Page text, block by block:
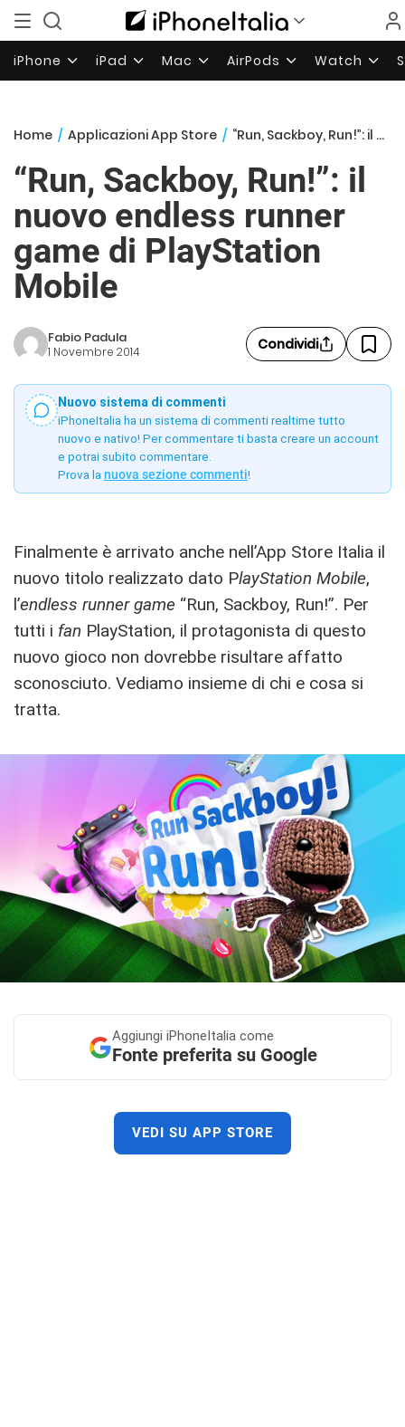
iPhone iPad Mac AirPods Watch
Home / Applicazioni App Store / “Run, Sackboy, Run!”: il nuovo endless runner game di PlayStation Mobile
“Run, Sackboy, Run!”: il
nuovo endless runner
game di PlayStation
Mobile
Fabio Padula
1 Novembre 2014 Condividi
Nuovo sistema di commenti
iPhoneItalia ha un sistema di commenti realtime tutto
nuovo e nativo! Per commentare ti basta creare un account
e potrai subito commentare.
Prova la nuova sezione commenti!
Finalmente è arrivato anche nell’App Store Italia il
nuovo titolo realizzato dato PlayStation Mobile,
l’endless runner game “Run, Sackboy, Run!”. Per
tutti i fan PlayStation, il protagonista di questo
nuovo gioco non dovrebbe risultare affatto
sconosciuto. Vediamo insieme di chi e cosa si
tratta.
Aggiungi iPhoneItalia come
Fonte preferita su Google
VEDI SU APP STORE